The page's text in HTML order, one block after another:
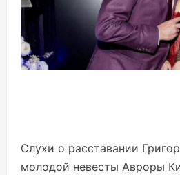
Слухи о расставании
молодой невесты Авроры